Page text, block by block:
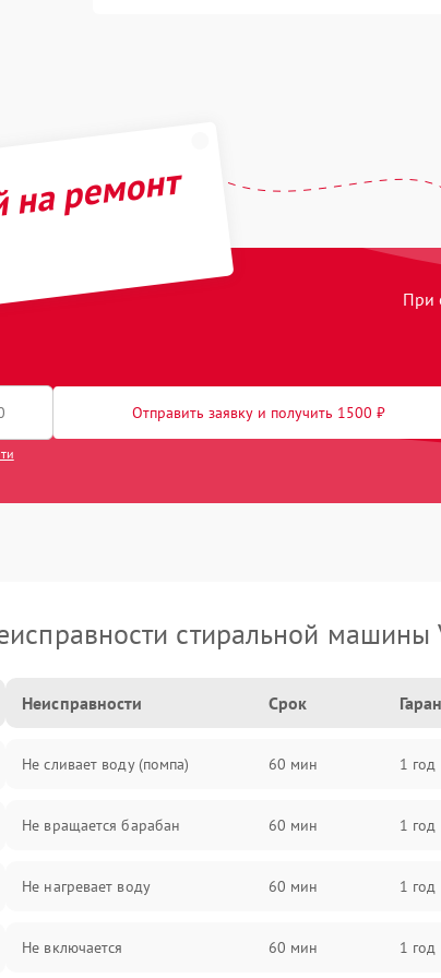
ремонт
При
Отправить заявку и получить 1500 ₽
стиральной машины
Неисправности Срок
Не сливает воду (помпа) 60 мин 1 год
Не вращается барабан 60 мин 1 год
Не нагревает воду 60 мин 1 год
Не включается 60 мин 1 год